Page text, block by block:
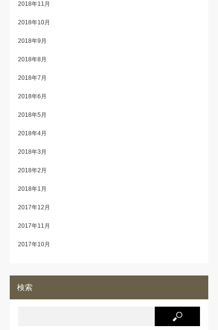
2018年11月
2018年10月
2018年9月
2018年8月
2018年7月
2018年6月
2018年5月
2018年4月
2018年3月
2018年2月
2018年1月
2017年12月
2017年11月
2017年10月
検索